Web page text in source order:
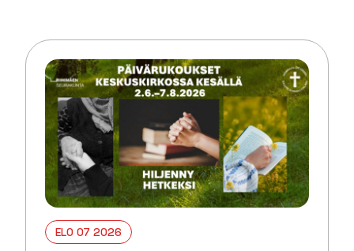
ELO 07 2026